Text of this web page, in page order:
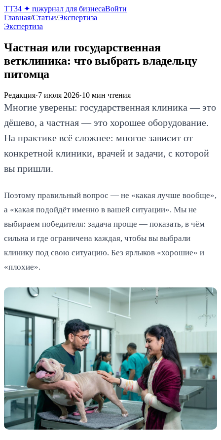
TT34 ✦ ruжурнал для бизнесаВойти
Главная/Статьи/Экспертиза
Экспертиза
Частная или государственная
ветклиника: что выбрать владельцу
питомца
Редакция·7 июля 2026·10 мин чтения
Многие уверены: государственная клиника — это
дёшево, а частная — это хорошее оборудование.
На практике всё сложнее: многое зависит от
конкретной клиники, врачей и задачи, с которой
вы пришли.
Поэтому правильный вопрос — не «какая лучше вообще»,
а «какая подойдёт именно в вашей ситуации». Мы не
выбираем победителя: задача проще — показать, в чём
сильна и где ограничена каждая, чтобы вы выбрали
клинику под свою ситуацию. Без ярлыков «хорошие» и
«плохие».